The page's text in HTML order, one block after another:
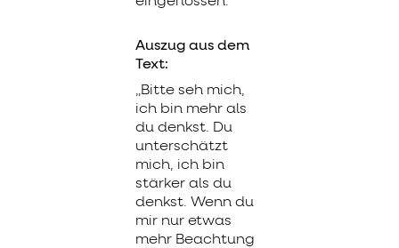
Auszug aus dem
Text:
„Bitte seh mich,
ich bin mehr als
du denkst. Du
unterschätzt
mich, ich bin
stärker als du
denkst. Wenn du
mir nur etwas
mehr Beachtung